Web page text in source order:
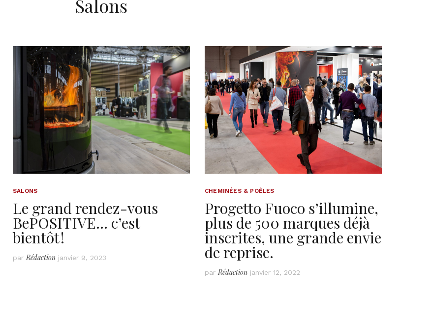
Salons
SALONS
Le grand rendez-vous
BePOSITIVE… c’est
bientôt !
par Rédaction janvier 9, 2023
CHEMINÉES & POÊLES
Progetto Fuoco s’illumine,
plus de 500 marques déjà
inscrites, une grande envie
de reprise.
par Rédaction janvier 12, 2022